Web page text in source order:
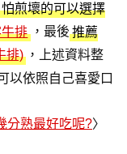
煎壞的可以選擇
排，最後 推薦
排) ，上述資料整
以依照自己喜愛口
分熟最好吃呢?〉